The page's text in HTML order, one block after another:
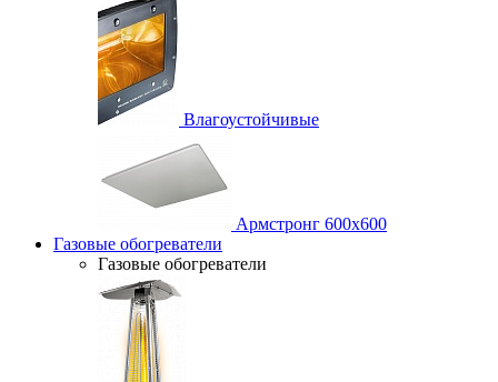
Влагоустойчивые
Армстронг 600х600
Газовые обогреватели
Газовые обогреватели